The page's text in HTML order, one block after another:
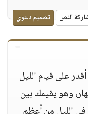
النص تصميم دعوي
على قيام الليل
وهو يقيمك بين